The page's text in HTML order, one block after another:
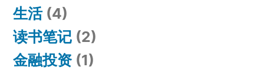
生活(4)
读书笔记 (2)
金融投资(1)